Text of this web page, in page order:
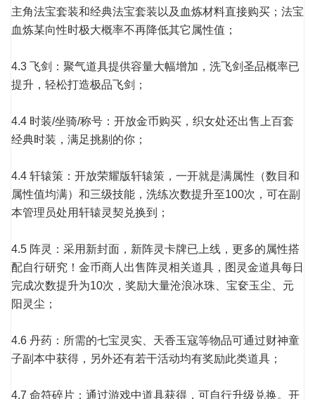
主角法宝套装和经典法宝套装以及血炼材料直接购买；法宝
血炼某向性时极大概率不再降低其它属性值；
4.3 飞剑：聚气道具提供容量大幅增加，洗飞剑圣品概率已
提升，轻松打造极品飞剑；
4.4 时装/坐骑/称号：开放金币购买，织女处还出售上百套
经典时装，满足挑剔的你；
4.4 轩辕策：开放荣耀版轩辕策，一开就是满属性（数目和
属性值均满）和三级技能，洗练次数提升至100次，可在副
本管理员处用轩辕灵契兑换到；
4.5 阵灵：采用新封面，新阵灵卡牌已上线，更多的属性搭
配自行研究！金币商人出售阵灵相关道具，图灵金道具每日
完成次数提升为10次，奖励大量沧浪冰珠、宝奁玉尘、元
阳灵尘；
4.6 丹药：所需的七宝灵实、天香玉寇等物品可通过财神童
子副本中获得，另外还有若干活动均有奖励此类道具；
4.7 命符碎片：通过游戏中道具获得，可自行升级兑换。开